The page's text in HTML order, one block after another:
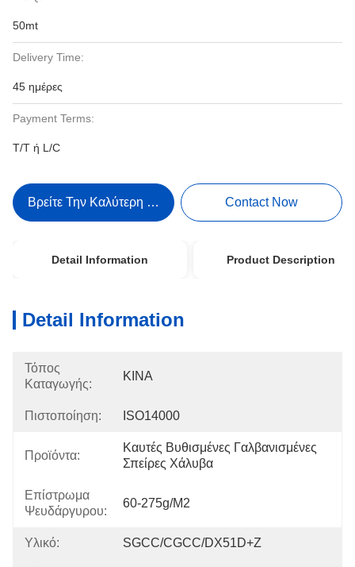
50mt
Delivery Time:
45 ημέρες
Payment Terms:
T/T ή L/C
Βρείτε Την Καλύτερη Τιμή Contact Now
Detail Information Product Description
Detail Information
Τόπος
Καταγωγής:
ΚΙΝΑ
Πιστοποίηση: ISO14000
Προϊόντα:
Καυτές Βυθισμένες Γαλβανισμένες
Σπείρες Χάλυβα
Επίστρωμα
Ψευδάργυρου:
60-275g/m2
Υλικό: SGCC/CGCC/DX51D+Z